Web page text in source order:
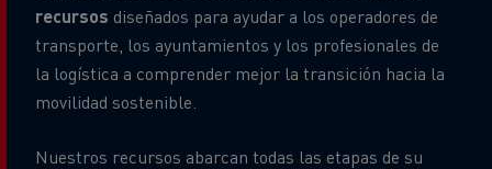
recursos diseñados para ayudar a los operadores de
transporte, los ayuntamientos y los profesionales de
la logística a comprender mejor la transición hacia la
movilidad sostenible.
Nuestros recursos abarcan todas las etapas de su